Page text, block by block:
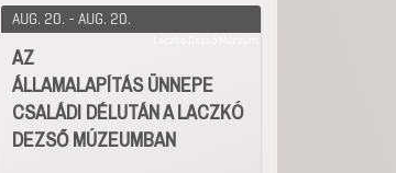
AUG. 20. - AUG. 20.
AZ
ÁLLAMALAPÍTÁS ÜNNEPE
CSALÁDI DÉLUTÁN A LACZKÓ
DEZSŐ MÚZEUMBAN